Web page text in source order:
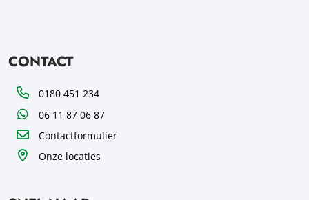
CONTACT
Telefoon0180 451 234
WhatsApp06 11 87 06 87
Contactformulier
Onze locaties